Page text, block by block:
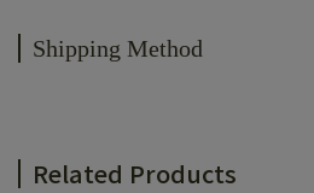
Shipping Method
Related Products